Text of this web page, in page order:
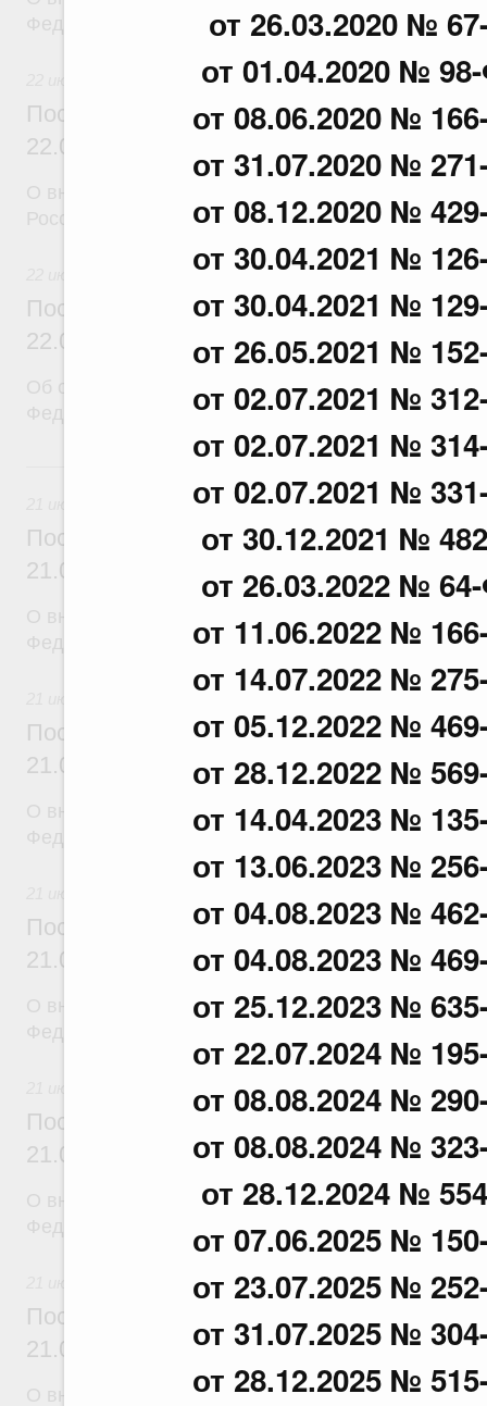
от 26.03.2020 №
от 01.04.2020 №
от 08.06.2020 №
от 31.07.2020 №
от 08.12.2020 №
от 30.04.2021 №
от 30.04.2021 №
от 26.05.2021 №
от 02.07.2021 №
от 02.07.2021 №
от 02.07.2021 №
от 30.12.2021 №
от 26.03.2022 №
от 11.06.2022 №
от 14.07.2022 №
от 05.12.2022 №
от 28.12.2022 №
от 14.04.2023 №
от 13.06.2023 №
от 04.08.2023 №
от 04.08.2023 №
от 25.12.2023 №
от 22.07.2024 №
от 08.08.2024 №
от 08.08.2024 №
от 28.12.2024 №
от 07.06.2025 №
от 23.07.2025 №
от 31.07.2025 №
от 28.12.2025 №
Федерации от 28 марта 2026 г. № 329
Постановление Правительства
22.07.2026 г. № 925
Российской Федерации
Постановление Правительства
22.07.2026 г. № 922
Об особенностях применения положений
Федерации в сфере водоснабжения и
Постановление Правительства
21.07.2026 г. № 917
О внесении изменений в постановление
Федерации от 27 октября 2021 г. № 1838
Постановление Правительства
21.07.2026 г. № 916
О внесении изменений в постановление
Федерации от 25 ноября 2025 г. № 1880
Постановление Правительства
21.07.2026 г. № 918
О внесении изменений в постановление
Постановление Правительства
21.07.2026 г. № 920
О внесении изменений в постановление
Федерации от 30 сентября 2021 г. № 1661
Постановление Правительства
21.07.2026 г. № 919
О внесении изменения в постановление